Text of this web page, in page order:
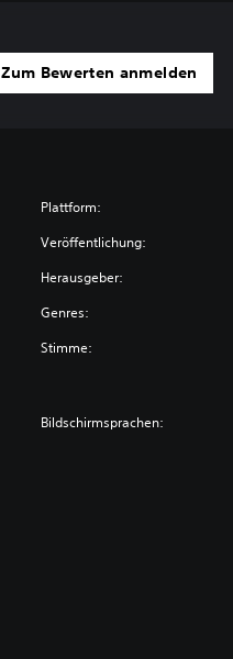
Zum Bewerten anmelden
Plattform:
Veröffentlichung:
Herausgeber:
Genres:
Stimme:
Bildschirmsprachen: